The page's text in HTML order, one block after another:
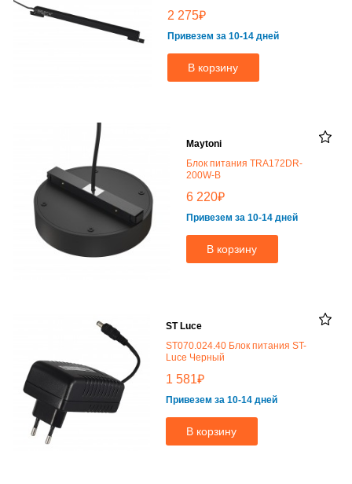
2 275₽
Привезем за 10-14 дней
В корзину
Maytoni
Блок питания TRA172DR-
200W-B
6 220₽
Привезем за 10-14 дней
В корзину
ST Luce
ST070.024.40 Блок питания ST-
Luce Черный
1 581₽
Привезем за 10-14 дней
В корзину